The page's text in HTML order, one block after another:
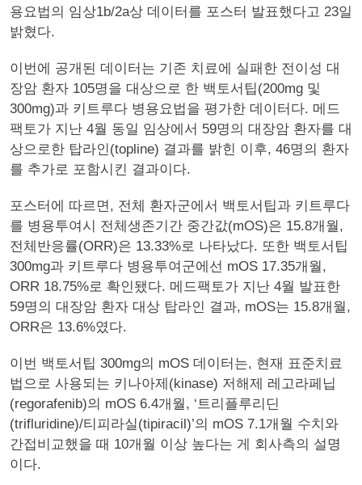
용요법의 임상1b/2a상 데이터를 포스터 발표했다고 23일
밝혔다.
이번에 공개된 데이터는 기존 치료에 실패한 전이성 대
장암 환자 105명을 대상으로 한 백토서팁(200mg 및
300mg)과 키트루다 병용요법을 평가한 데이터다. 메드
팩토가 지난 4월 동일 임상에서 59명의 대장암 환자를 대
상으로한 탑라인(topline) 결과를 밝힌 이후, 46명의 환자
를 추가로 포함시킨 결과이다.
포스터에 따르면, 전체 환자군에서 백토서팁과 키트루다
를 병용투여시 전체생존기간 중간값(mOS)은 15.8개월,
전체반응률(ORR)은 13.33%로 나타났다. 또한 백토서팁
300mg과 키트루다 병용투여군에선 mOS 17.35개월,
ORR 18.75%로 확인됐다. 메드팩토가 지난 4월 발표한
59명의 대장암 환자 대상 탑라인 결과, mOS는 15.8개월,
ORR은 13.6%였다.
이번 백토서팁 300mg의 mOS 데이터는, 현재 표준치료
법으로 사용되는 키나아제(kinase) 저해제 레고라페닙
(regorafenib)의 mOS 6.4개월, ‘트리플루리딘
(trifluridine)/티피라실(tipiracil)’의 mOS 7.1개월 수치와
간접비교했을 때 10개월 이상 높다는 게 회사측의 설명
이다.